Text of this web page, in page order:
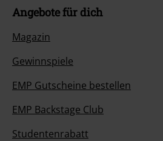
Angebote für dich
Magazin
Gewinnspiele
EMP Gutscheine bestellen
EMP Backstage Club
Studentenrabatt